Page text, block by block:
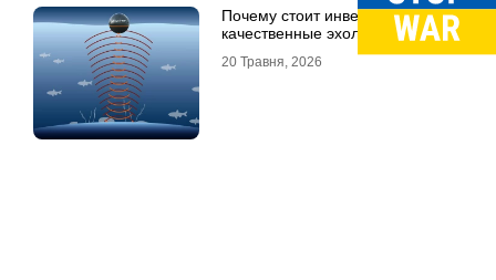
Почему стоит инвестировать в
качественные эхолоты
20 Травня, 2026